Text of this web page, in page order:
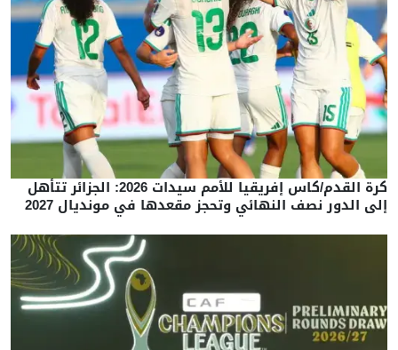
كرة القدم/كاس إفريقيا للأمم سيدات 2026: الجزائر تتأهل
إلى الدور نصف النهائي وتحجز مقعدها في مونديال 2027